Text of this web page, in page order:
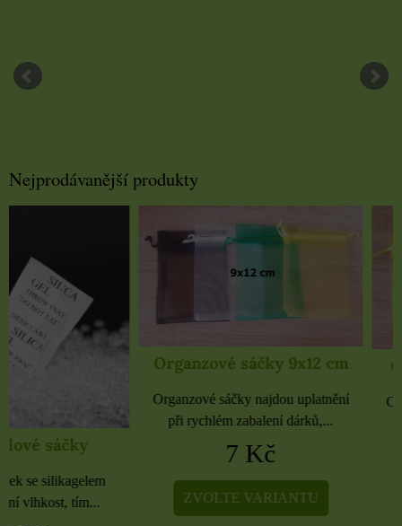
Nejprodávanější produkty
Organzové sáčky 9x12 cm
Organzové sáčky najdou uplatnění
při rychlém zabalení dárků,...
ZVOLTE VARIANTU
Organzové sáčky
Organzové sáčky najdou
při rychlém zabalení
ZVOLTE